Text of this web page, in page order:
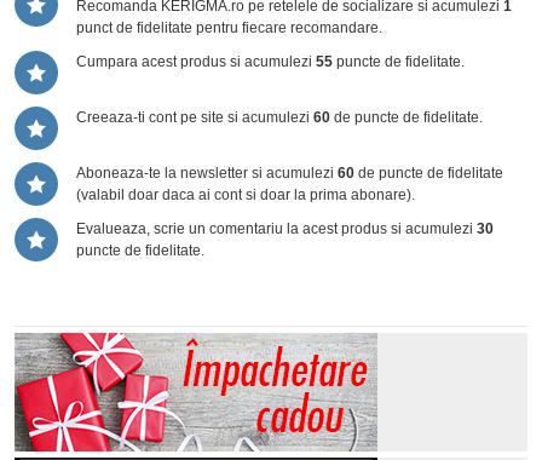
Recomanda KERIGMA.ro pe retelele de socializare si acumulezi 1
punct de fidelitate pentru fiecare recomandare.
Cumpara acest produs si acumulezi 55 puncte de fidelitate.
Creeaza-ti cont pe site si acumulezi 60 de puncte de fidelitate.
Aboneaza-te la newsletter si acumulezi 60 de puncte de fidelitate
(valabil doar daca ai cont si doar la prima abonare).
Evalueaza, scrie un comentariu la acest produs si acumulezi 30
puncte de fidelitate.